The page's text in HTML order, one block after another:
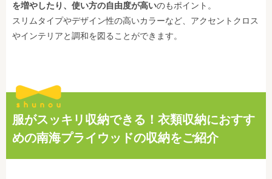
を増やしたり、使い方の自由度が高いのもポイント。
スリムタイプやデザイン性の高いカラーなど、アクセントクロス
やインテリアと調和を図ることができます。
服がスッキリ収納できる！衣類収納におすす
めの南海プライウッドの収納をご紹介